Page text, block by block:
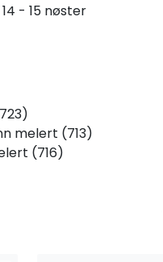
14 - 15 nøster
melert (713)
(716)